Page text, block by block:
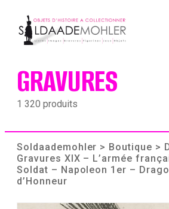
content
GRAVURES
1 320 produits
Soldaademohler > Boutique >
Gravures XIX – L’armée
Soldat – Napoleon 1er –
d’Honneur